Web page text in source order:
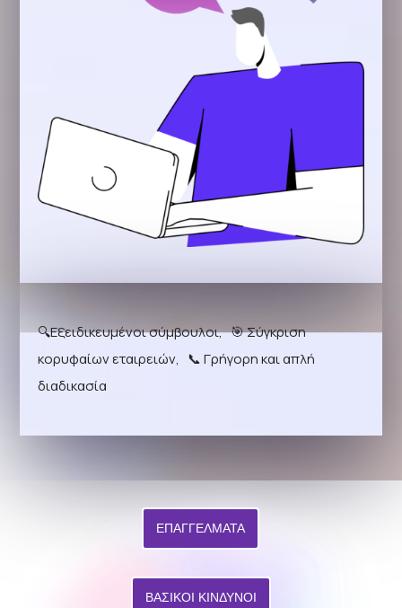
🔍Εξειδικευμένοι σύμβουλοι, 🎯 Σύγκριση
κορυφαίων εταιρειών, 📞 Γρήγορη και απλή
διαδικασία
ΕΠΑΓΓΕΛΜΑΤΑ
ΒΑΣΙΚΟΙ ΚΙΝΔΥΝΟΙ